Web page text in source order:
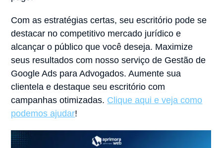
Com as estratégias certas, seu escritório pode se
destacar no competitivo mercado jurídico e
alcançar o público que você deseja. Maximize
seus resultados com nosso serviço de Gestão de
Google Ads para Advogados. Aumente sua
clientela e destaque seu escritório com
campanhas otimizadas. Clique aqui e veja como
podemos ajudar!